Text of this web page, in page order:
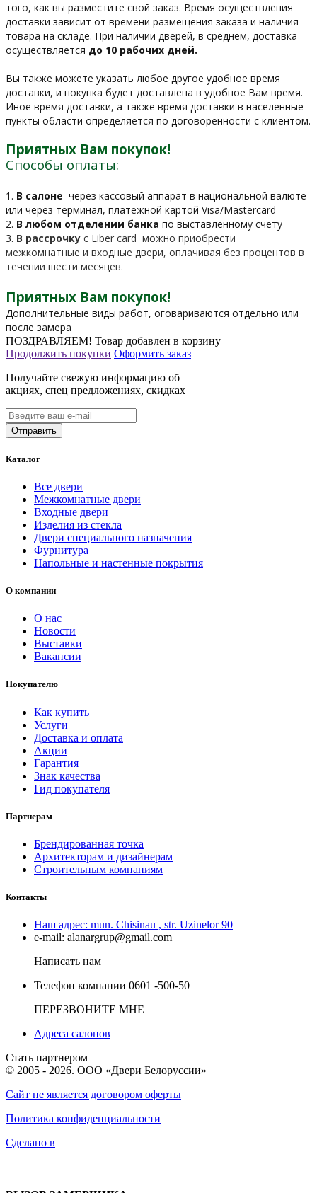
того, как вы разместите свой заказ. Время осуществления
доставки зависит от времени размещения заказа и наличия
товара на складе. При наличии дверей, в среднем, доставка
осуществляется до 10 рабочих дней.
Вы также можете указать любое другое удобное время
доставки, и покупка будет доставлена в удобное Вам время.
Иное время доставки, а также время доставки в населенные
пункты области определяется по договоренности с клиентом.
Приятных Вам покупок!
Способы оплаты:
1. В салоне через кассовый аппарат в национальной валюте
или через терминал, платежной картой Visa/Mastercard
2. В любом отделении банка по выставленному счету
3. В рассрочку c Liber card можно приобрести
межкомнатные и входные двери, оплачивая без процентов в
течении шести месяцев.
Приятных Вам покупок!
Дополнительные виды работ, оговариваются отдельно или
после замера
ПОЗДРАВЛЯЕМ! Товар добавлен в корзину
Продолжить покупки Оформить заказ
Получайте свежую информацию об
акциях, спец предложениях, скидках
Каталог
Все двери
Межкомнатные двери
Входные двери
Изделия из стекла
Двери специального назначения
Фурнитура
Напольные и настенные покрытия
О компании
О нас
Новости
Выставки
Вакансии
Покупателю
Как купить
Услуги
Доставка и оплата
Акции
Гарантия
Знак качества
Гид покупателя
Партнерам
Брендированная точка
Архитекторам и дизайнерам
Строительным компаниям
Контакты
Наш адрес: mun. Chisinau , str. Uzinelor 90
e-mail: alanargrup@gmail.com
Написать нам
Телефон компании 0601 -500-50
ПЕРЕЗВОНИТЕ МНЕ
Адреса салонов
Стать партнером
© 2005 - 2026. ООО «Двери Белоруссии»
Сайт не является договором оферты
Политика конфиденциальности
Сделано в